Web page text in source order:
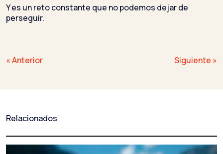
Y es un reto constante que no podemos dejar de
perseguir.
Navegación
« Anterior Siguiente »
Relacionados